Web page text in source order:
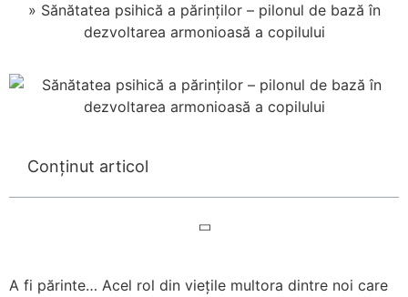
» Sănătatea psihică a părinților – pilonul de bază în
dezvoltarea armonioasă a copilului
Conținut articol
A fi părinte… Acel rol din viețile multora dintre noi care